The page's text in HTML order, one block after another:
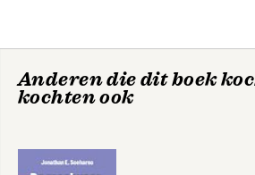
Anderen die dit boek
kochten ook